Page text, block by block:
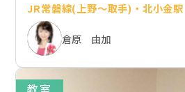
JR常磐線(上野～取手)・北小金駅
倉原 由加